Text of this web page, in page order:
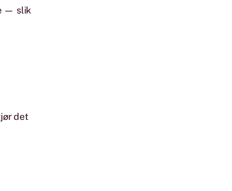
— slik
det